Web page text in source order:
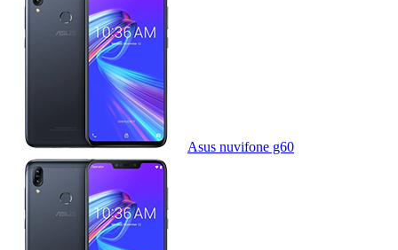
Asus nuvifone g60